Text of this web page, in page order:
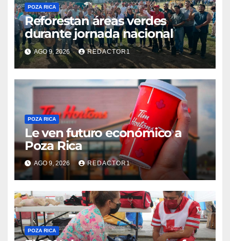
POZA RICA
Reforestan áreas verdes
durante jornada nacional
AGO 9, 2026 REDACTOR1
POZA RICA
Le ven futuro económico a
Poza Rica
AGO 9, 2026 REDACTOR1
POZA RICA